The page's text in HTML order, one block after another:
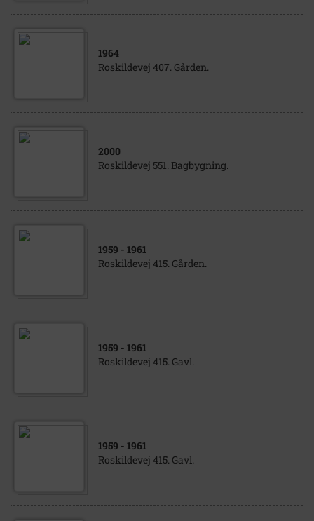
1964
Roskildevej 407. Gården.
2000
Roskildevej 551. Bagbygning.
1959 - 1961
Roskildevej 415. Gården.
1959 - 1961
Roskildevej 415. Gavl.
1959 - 1961
Roskildevej 415. Gavl.